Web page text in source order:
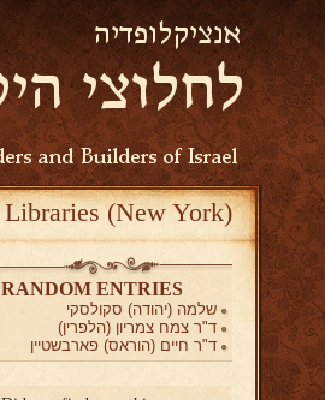
(New York)
RANDOM ENTRIES
שלמה (יהודה) סקולסקי
ד"ר צמח צמריון (הלפרין)
ד"ר חיים (הוראס) פארבשטיין